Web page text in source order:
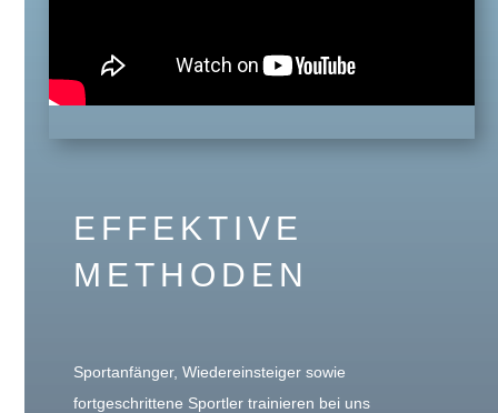
EFFEKTIVE
METHODEN
Sportanfänger, Wiedereinsteiger sowie
fortgeschrittene Sportler trainieren bei uns